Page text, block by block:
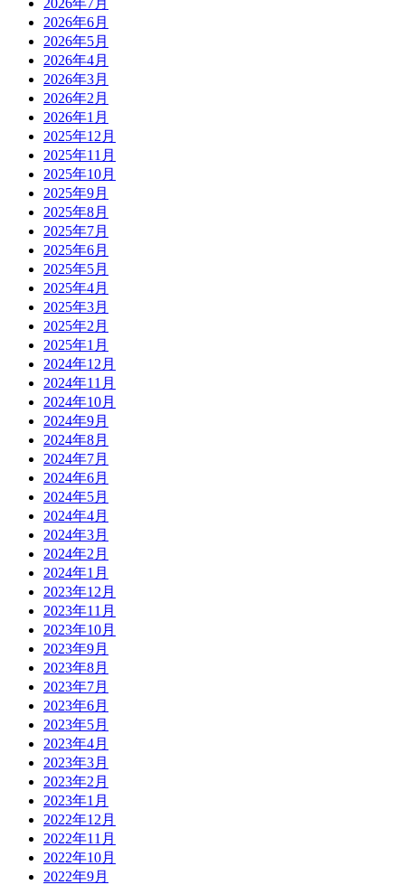
2026年7月
2026年6月
2026年5月
2026年4月
2026年3月
2026年2月
2026年1月
2025年12月
2025年11月
2025年10月
2025年9月
2025年8月
2025年7月
2025年6月
2025年5月
2025年4月
2025年3月
2025年2月
2025年1月
2024年12月
2024年11月
2024年10月
2024年9月
2024年8月
2024年7月
2024年6月
2024年5月
2024年4月
2024年3月
2024年2月
2024年1月
2023年12月
2023年11月
2023年10月
2023年9月
2023年8月
2023年7月
2023年6月
2023年5月
2023年4月
2023年3月
2023年2月
2023年1月
2022年12月
2022年11月
2022年10月
2022年9月